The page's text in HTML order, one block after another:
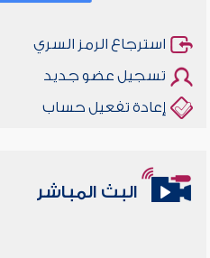
استرجاع الرمز السري
تسجيل عضو جديد
إعادة تفعيل حساب
البث المباشر